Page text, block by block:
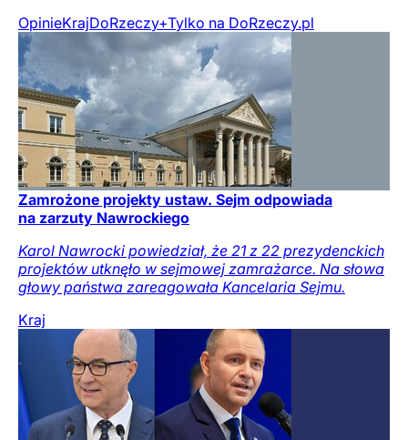
OpinieKrajDoRzeczy+Tylko na DoRzeczy.pl
Zamrożone projekty ustaw. Sejm odpowiada
na zarzuty Nawrockiego
Karol Nawrocki powiedział, że 21 z 22 prezydenckich
projektów utknęło w sejmowej zamrażarce. Na słowa
głowy państwa zareagowała Kancelaria Sejmu.
Kraj